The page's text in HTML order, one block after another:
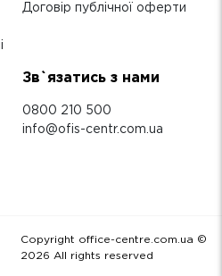
Договір публічної оферти
Зв`язатись з нами
0800 210 500
info@ofis-centr.com.ua
Copyright office-centre.com.ua ©
2026 All rights reserved